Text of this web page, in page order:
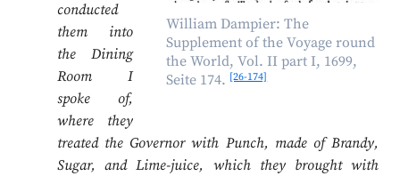
William Dampier: The
Supplement of the Voyage round
the World, Vol. II part I, 1699,
Seite 174. [26-174]
conducted
them into
the Dining
Room I
spoke of,
where they
treated the Governor with Punch, made of Brandy,
Sugar, and Lime-juice, which they brought with